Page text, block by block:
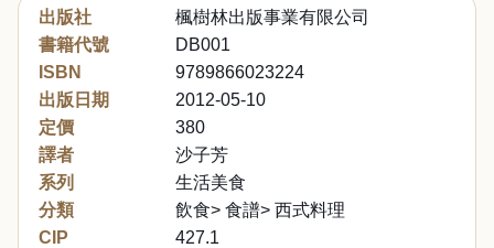
出版社
楓樹林出版事業有限公司
書籍代號
DB001
ISBN
9789866023224
出版日期
2012-05-10
定價
380
譯者
沙子芳
系列
生活美食
分類
飲食> 食譜> 西式料理
CIP
427.1